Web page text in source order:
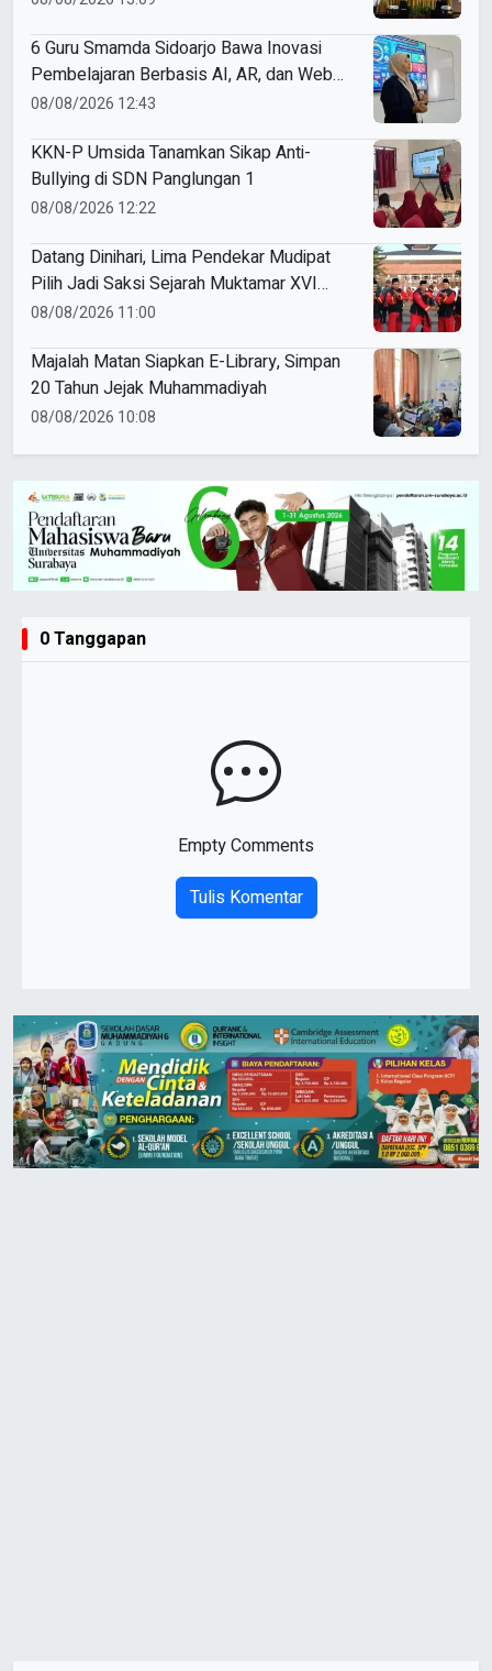
6 Guru Smamda Sidoarjo Bawa Inovasi
Pembelajaran Berbasis AI, AR, dan Web
ke ME Award 2026
08/08/2026 12:43
KKN-P Umsida Tanamkan Sikap Anti-
Bullying di SDN Panglungan 1
08/08/2026 12:22
Datang Dinihari, Lima Pendekar Mudipat
Pilih Jadi Saksi Sejarah Muktamar XVI
Tapak Suci
08/08/2026 11:00
Majalah Matan Siapkan E-Library, Simpan
20 Tahun Jejak Muhammadiyah
08/08/2026 10:08
0 Tanggapan
Empty Comments
Tulis Komentar